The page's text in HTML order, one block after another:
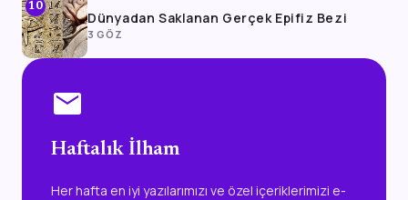
10
Dünyadan Saklanan Gerçek Epifiz Bezi
3 GÖZ
mail
Haftalık İlham
Her hafta en iyi yazılarımızı ve özel içeriklerimizi e-